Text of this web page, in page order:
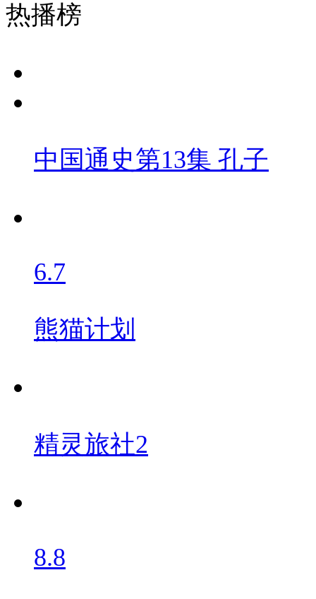
热播榜
中国通史第13集 孔子
6.7
熊猫计划
精灵旅社2
8.8